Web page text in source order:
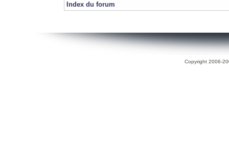
Index du forum
Copyright 2006-